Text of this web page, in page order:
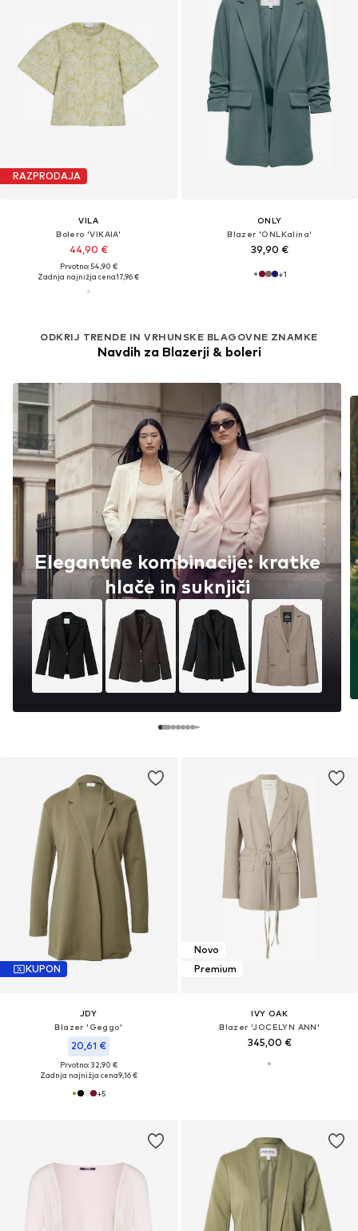
RAZPRODAJA
VILA
Bolero 'VIKAIA'
44,90 €
Prvotno: 54,90 €
Zadnja najnižja cena17,96 €
ONLY
Blazer 'ONLKalina'
39,90 €
+1
ODKRIJ TRENDE IN VRHUNSKE BLAGOVNE ZNAMKE
Navdih za Blazerji & boleri
Elegantne kombinacije: kratke
hlače in suknjiči
KUPON
JDY
Blazer 'Geggo'
20,61 €
Prvotno: 32,90 €
Zadnja najnižja cena9,16 €
+5
Novo
Premium
IVY OAK
Blazer 'JOCELYN ANN'
345,00 €